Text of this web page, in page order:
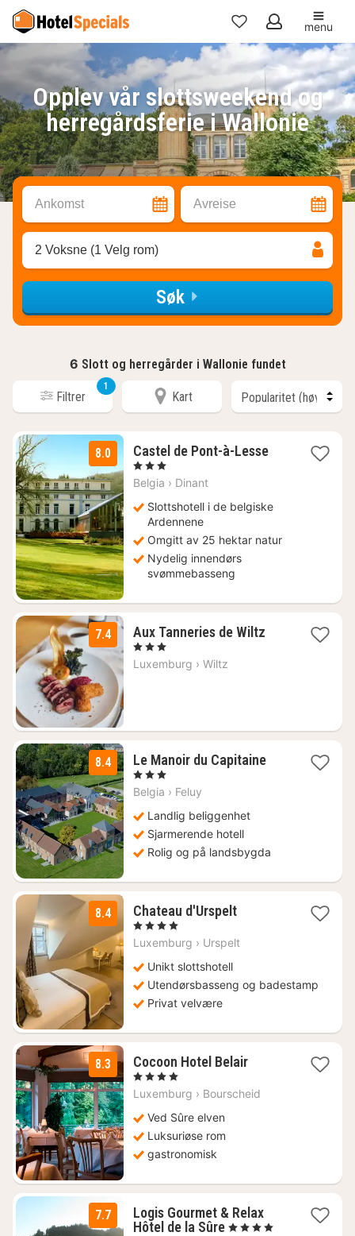
Mine
favoritter
menu
Opplev vår slottsweekend og
herregårdsferie i Wallonie
Ankomst Avreise
2 Voksne (1 Velg rom)
Søk
6 Slott og herregårder i Wallonie fundet
Filtrer
1
Kart
8.0 Castel de Pont-à-Lesse1
kr.
, 3 Stjerner
Belgia › Dinant
Slottshotell i de belgiske
Ardennene
Omgitt av 25 hektar natur
Nydelig innendørs
svømmebasseng
7.4 Aux Tanneries de Wiltz1
, 3 Stjerner
Luxemburg › Wiltz
8.4 Le Manoir du Capitaine1
, 3 Stjerner
Belgia › Feluy
Landlig beliggenhet
Sjarmerende hotell
Rolig og på landsbygda
8.4 Chateau d'Urspelt3
fra
, 4 Stjerner
Luxemburg › Urspelt
Unikt slottshotell
Utendørsbasseng og badestamp
Privat velvære
8.3 Cocoon Hotel Belair1
fra
, 4 Stjerner
Luxemburg › Bourscheid
Ved Sûre elven
Luksuriøse rom
gastronomisk
7.7
Logis Gourmet & Relax
Hôtel de la Sûre1
, 4 Stjerner